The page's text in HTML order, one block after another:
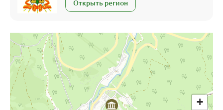
Открыть регион
+